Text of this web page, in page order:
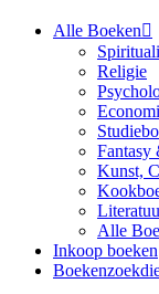
Alle Boeken
Religie
Fantasy
Kunst,
Alle
Inkoop boeken